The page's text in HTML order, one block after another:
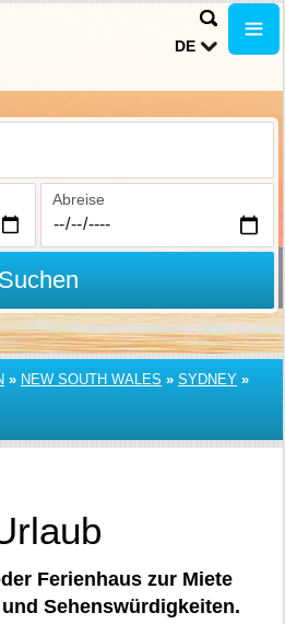
DE
Abreise
Suchen
» NEW SOUTH WALES » SYDNEY »
Ferienhaus zur Miete
Sehenswürdigkeiten.